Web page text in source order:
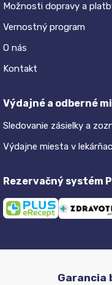
Možnosti dopravy a
Vernostný program
O nás
Kontakt
Výdajné a odberné
Sledovanie zásielky a
Výdajne miesta v
Rezervačný systém
Garancia